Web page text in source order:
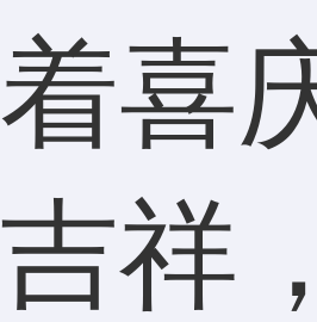
着喜
吉祥